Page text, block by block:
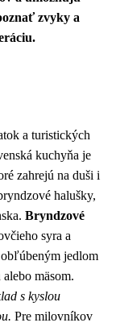
zvyky a
a turistických
kuchyňa je
zahrejú na duši i
halušky,
Bryndzové
syra a
jedlom
mäsom.
s kyslou
Pre milovníkov